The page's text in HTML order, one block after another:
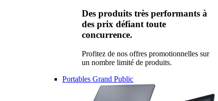
Des produits très performants à
des prix défiant toute
concurrence.
Profitez de nos offres promotionnelles sur
un nombre limité de produits.
Portables Grand Public